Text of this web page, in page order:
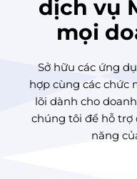
dịch vụ
mọi
Sở hữu các ứng
hợp cùng các chức
lõi dành cho
chúng tôi để hỗ trợ
năng